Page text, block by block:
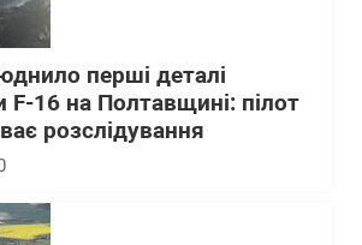
перші деталі
F-16 на Полтавщині: пілот
розслідування